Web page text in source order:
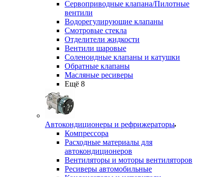
Сервоприводные клапана/Пилотные
вентили
Водорегулирующие клапаны
Смотровые стекла
Отделители жидкости
Вентили шаровые
Соленоидные клапаны и катушки
Обратные клапаны
Масляные ресиверы
Ещё 8
Автокондиционеры и рефрижераторы
Компрессора
Расходные материалы для
автокондиционеров
Вентиляторы и моторы вентиляторов
Ресиверы автомобильные